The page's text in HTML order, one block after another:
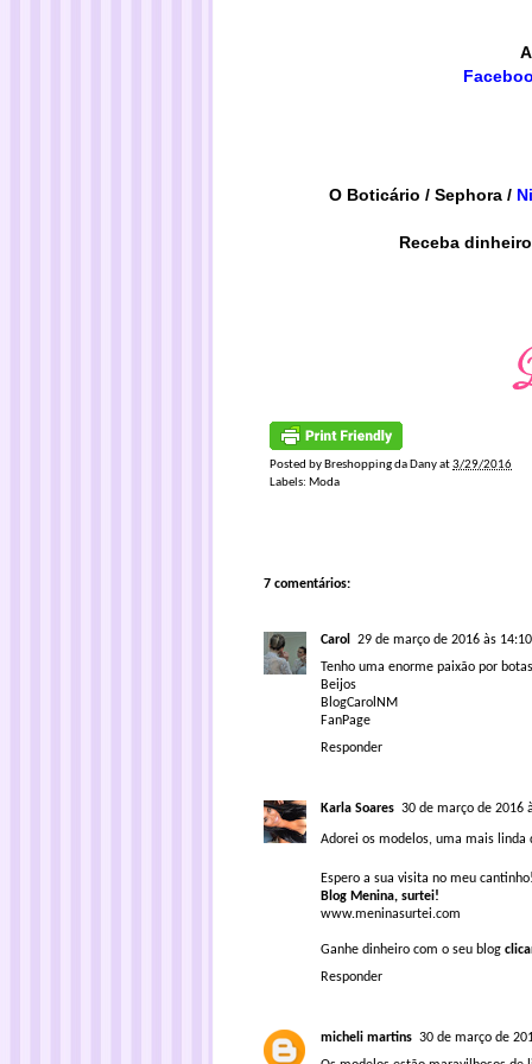
O Boticário / Sephora /
Receba
Posted by Breshopping da Danyat3/29/2016
Labels: Moda
7 comentários:
Carol
29 de março de 2016 às 14:10
Tenho uma enorme paixão por
Beijos
BlogCarolNM
FanPage
Responder
Karla Soares 30 de março de 2016
Adorei os modelos, uma mais
Espero a sua visita no meu cantinho!
Blog Menina, surtei!
www.meninasurtei.com
Ganhe dinheiro com o seu blog
Responder
micheli martins 30 de março de